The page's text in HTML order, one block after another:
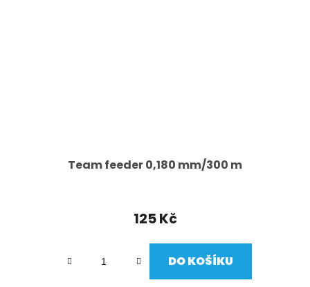
Team feeder 0,180 mm/300 m
125 Kč
DO KOŠÍKU